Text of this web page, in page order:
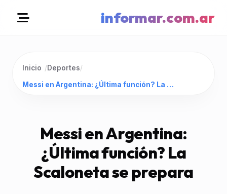
informar.com.ar
Inicio /Deportes/
Messi en Argentina: ¿Última función? La Scaloneta se prepara
Messi en Argentina:
¿Última función? La
Scaloneta se prepara